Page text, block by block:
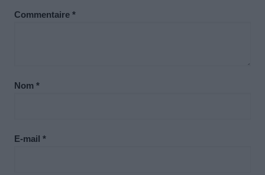
Commentaire *
Nom *
E-mail *